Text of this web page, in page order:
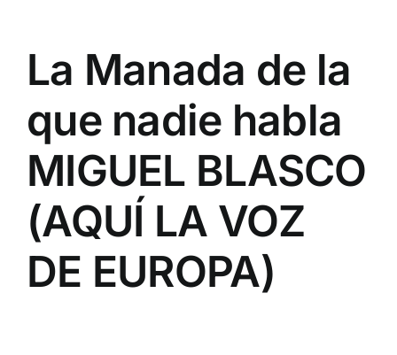
La Manada de la
que nadie habla
MIGUEL BLASCO
(AQUÍ LA VOZ
DE EUROPA)